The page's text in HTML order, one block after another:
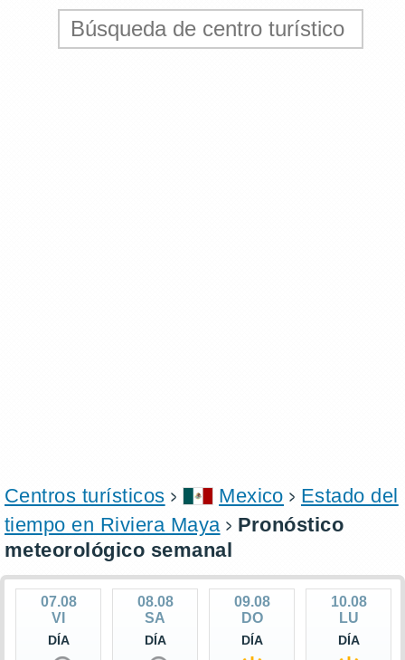
Centros turísticos Mexico
Estado del
tiempo en Riviera Maya
Pronóstico
meteorológico semanal
07.08
VI
DÍA
08.08
SA
DÍA
09.08
DO
DÍA
10.08
LU
DÍA